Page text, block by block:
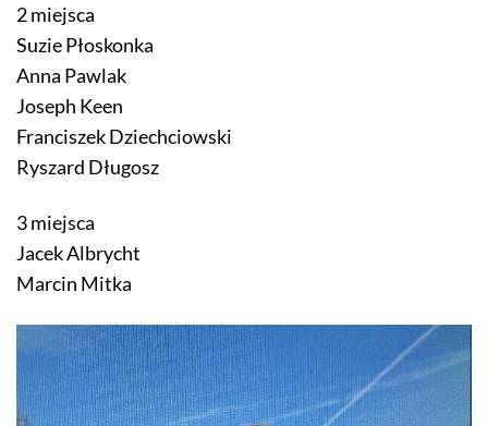
2 miejsca
Suzie Płoskonka
Anna Pawlak
Joseph Keen
Franciszek Dziechciowski
Ryszard Długosz
3 miejsca
Jacek Albrycht
Marcin Mitka